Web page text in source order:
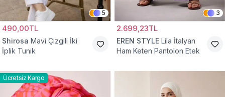
5
490,00TL
Shirosa Mavi Çizgili İki
İplik Tunik
3
2.699,23TL
EREN STYLE Lila İtalyan
Ham Keten Pantolon Etek
Ücretsiz Kargo